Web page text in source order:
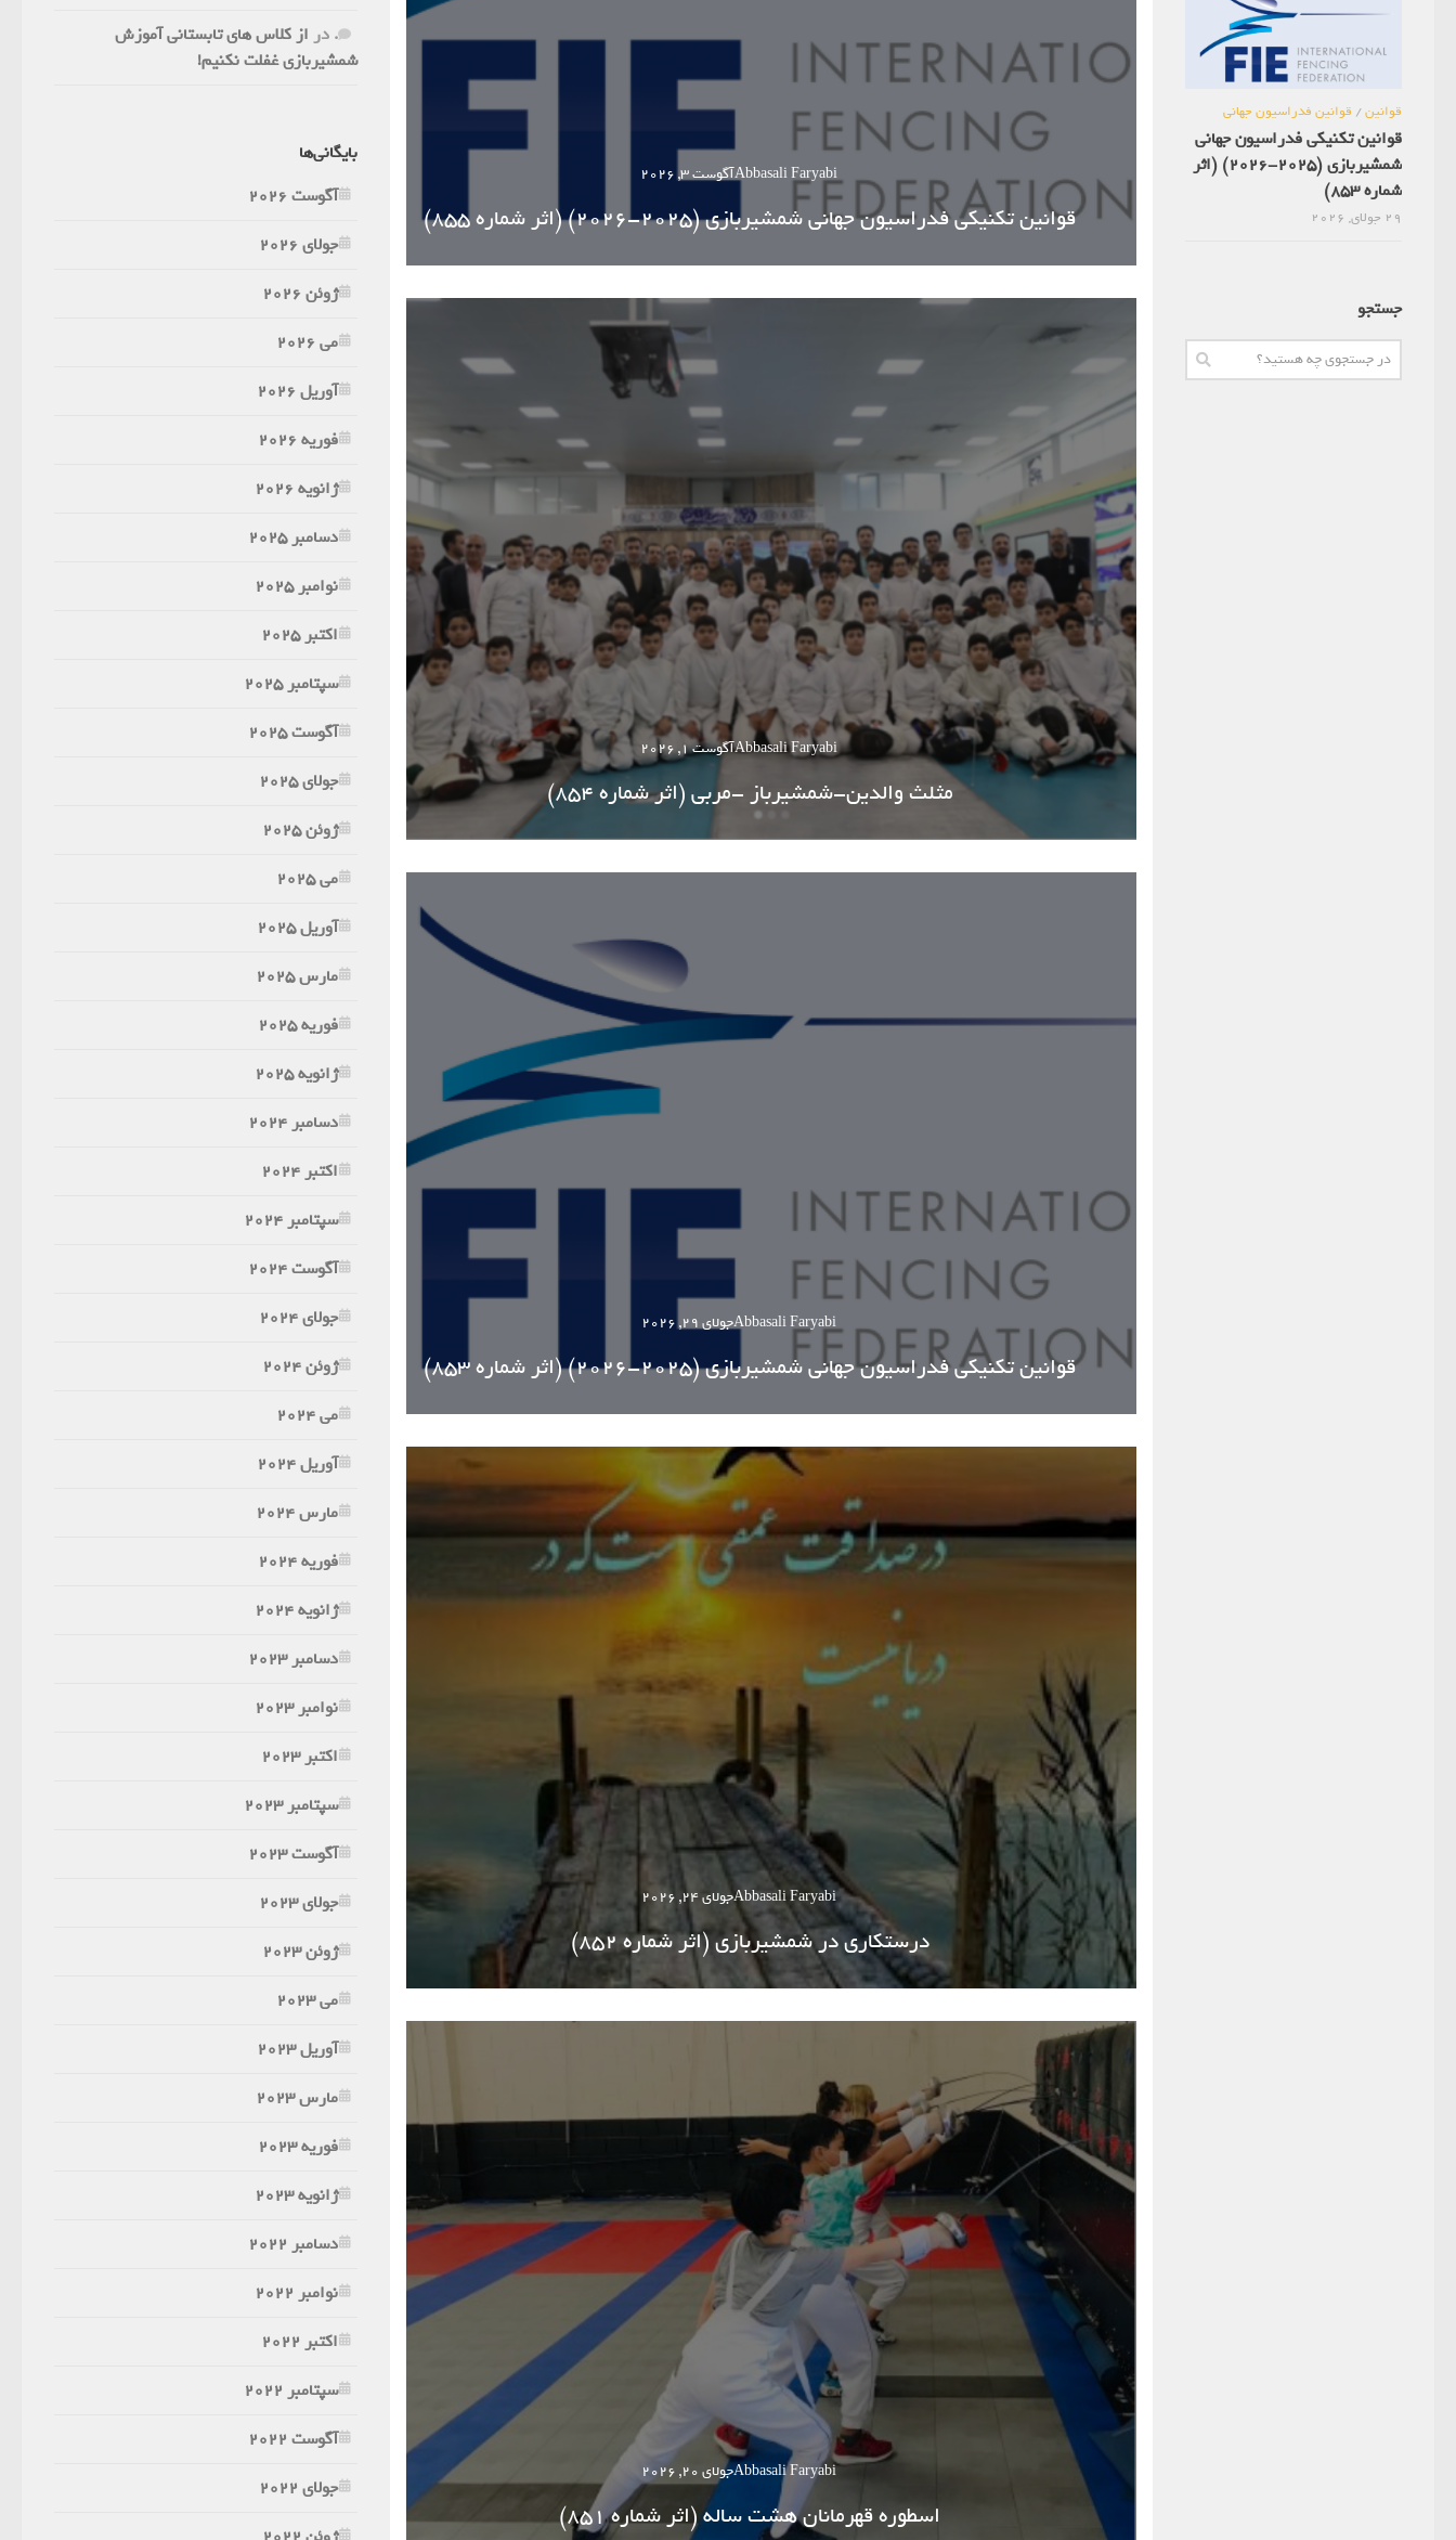
Abbasali Faryabiآگوست 3, 2026
قوانین تکنیکی فدراسیون جهانی شمشیربازی (2025-2026) (اثر شماره 855)
Abbasali Faryabiآگوست 1, 2026
مثلث والدین-شمشیرباز -مربی (اثر شماره 854)
Abbasali Faryabiجولای 29, 2026
قوانین تکنیکی فدراسیون جهانی شمشیربازی (2025-2026) (اثر شماره 853)
Abbasali Faryabiجولای 24, 2026
درستکاری در شمشیربازی (اثر شماره 852)
Abbasali Faryabiجولای 20, 2026
اسطوره قهرمانان هشت ساله (اثر شماره 851)
. در از کلاس های تابستانی آموزش
شمشیربازی غفلت نکنیم!
بایگانی‌ها
آگوست 2026
جولای 2026
ژوئن 2026
می 2026
آوریل 2026
فوریه 2026
ژانویه 2026
دسامبر 2025
نوامبر 2025
اکتبر 2025
سپتامبر 2025
آگوست 2025
جولای 2025
ژوئن 2025
می 2025
آوریل 2025
مارس 2025
فوریه 2025
ژانویه 2025
دسامبر 2024
اکتبر 2024
سپتامبر 2024
آگوست 2024
جولای 2024
ژوئن 2024
می 2024
آوریل 2024
مارس 2024
فوریه 2024
ژانویه 2024
دسامبر 2023
نوامبر 2023
اکتبر 2023
سپتامبر 2023
آگوست 2023
جولای 2023
ژوئن 2023
می 2023
آوریل 2023
مارس 2023
فوریه 2023
ژانویه 2023
دسامبر 2022
نوامبر 2022
اکتبر 2022
سپتامبر 2022
آگوست 2022
جولای 2022
قوانین/ قوانین فدراسیون جهانی
قوانین تکنیکی فدراسیون جهانی
شمشیربازی (2025-2026) (اثر
شماره 853)
29 جولای, 2026
جستجو